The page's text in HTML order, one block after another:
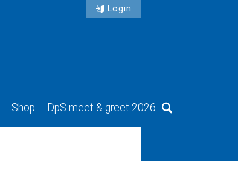
Login
Shop DpS meet & greet 2026 Suche